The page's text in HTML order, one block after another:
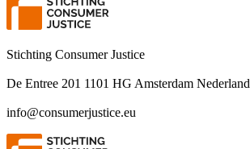
Stichting Consumer Justice
De Entree 201 1101 HG Amsterdam Nederland
info@consumerjustice.eu